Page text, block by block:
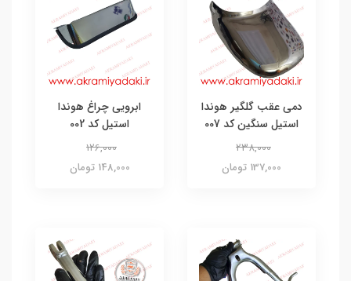
دمی عقب گلگیر هوندا
استیل سنگین کد 007
238,000
137,000 تومان
ابرویی چراغ هوندا
استیل کد 002
126,000
148,000 تومان